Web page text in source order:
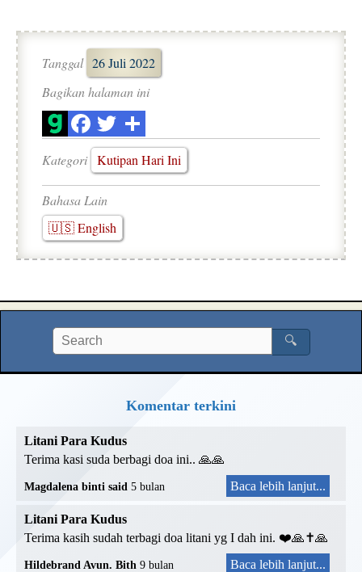
Tanggal 26 Juli 2022
Bagikan halaman ini
Kategori Kutipan Hari Ini
Bahasa Lain
🇺🇸 English
🔍
Komentar terkini
Litani Para Kudus
Terima kasi suda berbagi doa ini.. 🙏🙏
Magdalena binti said 5 bulan Baca lebih lanjut...
Litani Para Kudus
Terima kasih sudah terbagi doa litani yg I dah ini. ❤️🙏✝️🙏
Hildebrand Avun. Bith 9 bulan Baca lebih lanjut...